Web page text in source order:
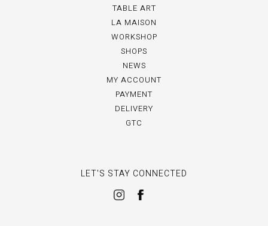
TABLE ART
LA MAISON
WORKSHOP
SHOPS
NEWS
MY ACCOUNT
PAYMENT
DELIVERY
GTC
LET'S STAY CONNECTED